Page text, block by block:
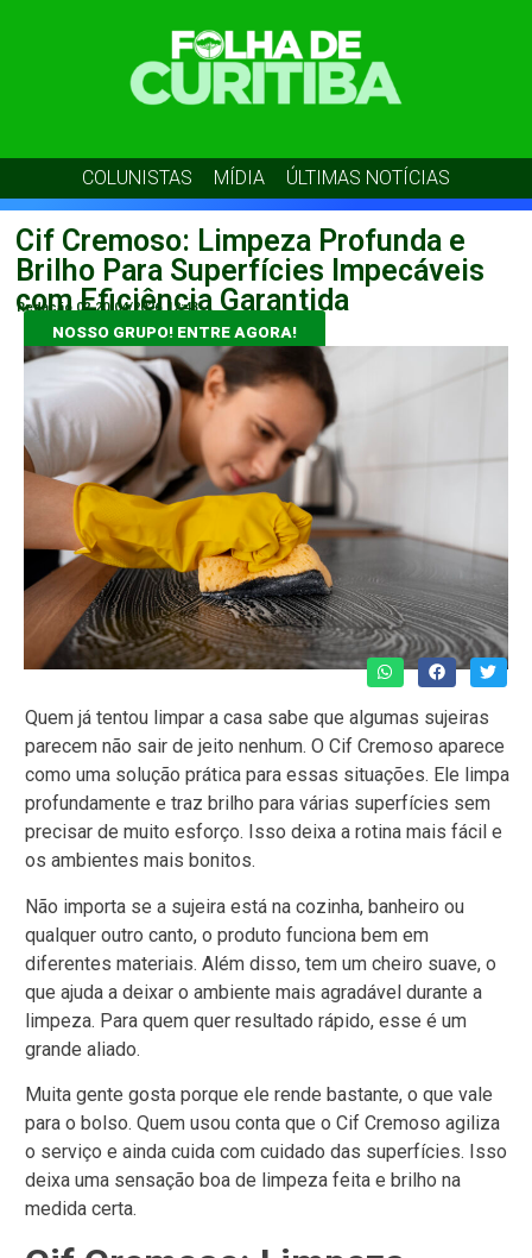
COLUNISTAS MÍDIA ÚLTIMAS NOTÍCIAS
Cif Cremoso: Limpeza Profunda e
Brilho Para Superfícies Impecáveis
com Eficiência Garantida
Redação 02 20/04/2026 12:43
NOSSO GRUPO! ENTRE AGORA!
Quem já tentou limpar a casa sabe que algumas sujeiras
parecem não sair de jeito nenhum. O Cif Cremoso aparece
como uma solução prática para essas situações. Ele limpa
profundamente e traz brilho para várias superfícies sem
precisar de muito esforço. Isso deixa a rotina mais fácil e
os ambientes mais bonitos.
Não importa se a sujeira está na cozinha, banheiro ou
qualquer outro canto, o produto funciona bem em
diferentes materiais. Além disso, tem um cheiro suave, o
que ajuda a deixar o ambiente mais agradável durante a
limpeza. Para quem quer resultado rápido, esse é um
grande aliado.
Muita gente gosta porque ele rende bastante, o que vale
para o bolso. Quem usou conta que o Cif Cremoso agiliza
o serviço e ainda cuida com cuidado das superfícies. Isso
deixa uma sensação boa de limpeza feita e brilho na
medida certa.